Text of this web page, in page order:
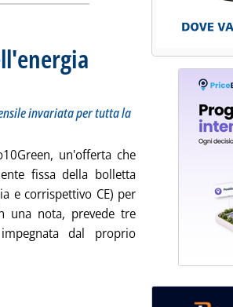
energia rinnovabile e componente fissa mensile invariata
10.44.
invariata per tutta la
un'offerta che
fissa della bolletta
e corrispettivo CE) per
una nota, prevede tre
dal proprio
tutta la notizia: 'Retail, offerta